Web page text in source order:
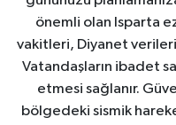
önemli olan Isparta
vakitleri, Diyanet
Vatandaşların ibadet
etmesi sağlanır.
bölgedeki sismik